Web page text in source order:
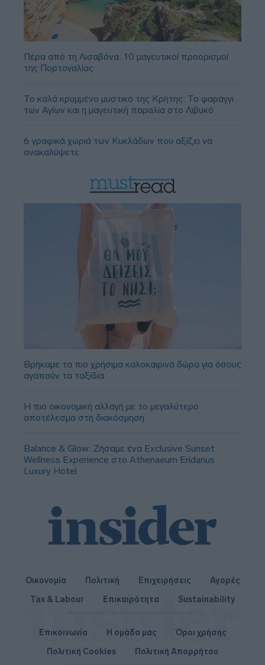
Πέρα από τη Λισαβόνα: 10 μαγευτικοί προορισμοί
της Πορτογαλίας
Το καλά κρυμμένο μυστικό της Κρήτης: Το φαράγγι
των Αγίων και η μαγευτική παραλία στο Λιβυκό
6 γραφικά χωριά των Κυκλάδων που αξίζει να
ανακαλύψετε
Βρήκαμε τα πιο χρήσιμα καλοκαιρινά δώρα για όσους
αγαπούν τα ταξίδια
Η πιο οικονομική αλλαγή με το μεγαλύτερο
αποτέλεσμα στη διακόσμηση
Balance & Glow: Ζήσαμε ένα Exclusive Sunset
Wellness Experience στο Athenaeum Eridanus
Luxury Hotel
Οικονομία Πολιτική Επιχειρήσεις
Αγορές
Tax & Labour
Επικαιρότητα Sustainability
Επικοινωνία Η ομάδα μας
Όροι χρήσης
Πολιτική Cookies
Πολιτική Απορρήτου